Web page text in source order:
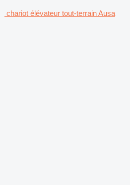
chariot élévateur tout-terrain Ausa